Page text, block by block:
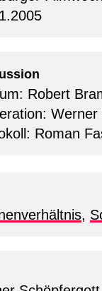
Robert
Werner
Roman
,